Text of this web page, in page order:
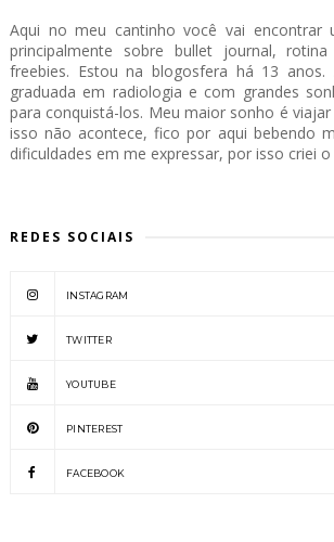
Aqui no meu cantinho você vai encontrar
principalmente sobre bullet journal,
freebies. Estou na blogosfera há 13
graduada em radiologia e com grandes
para conquistá-los. Meu maior sonho é
isso não acontece, fico por aqui bebendo
dificuldades em me expressar, por isso criei o
REDES SOCIAIS
INSTAGRAM
TWITTER
YOUTUBE
PINTEREST
FACEBOOK